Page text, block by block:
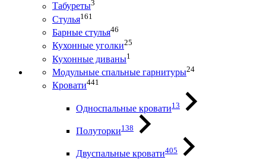
Табуреты3
Стулья161
Барные стулья46
Кухонные уголки25
Кухонные диваны1
Модульные спальные гарнитуры24
Кровати441
Односпальные кровати13
Полуторки138
Двуспальные кровати405